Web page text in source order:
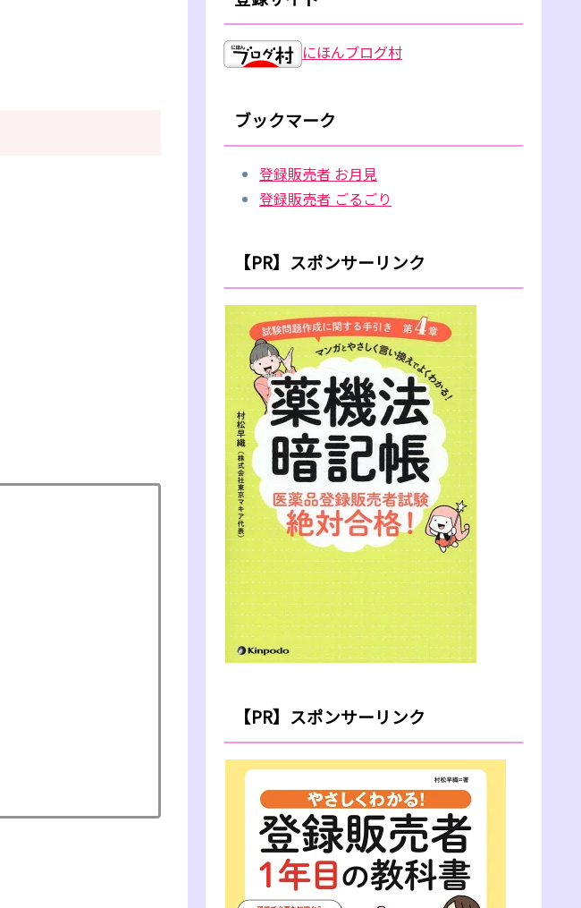
にほんブログ村
ブックマーク
登録販売者 お月見
登録販売者 ごるごり
【PR】スポンサーリンク
【PR】スポンサーリンク